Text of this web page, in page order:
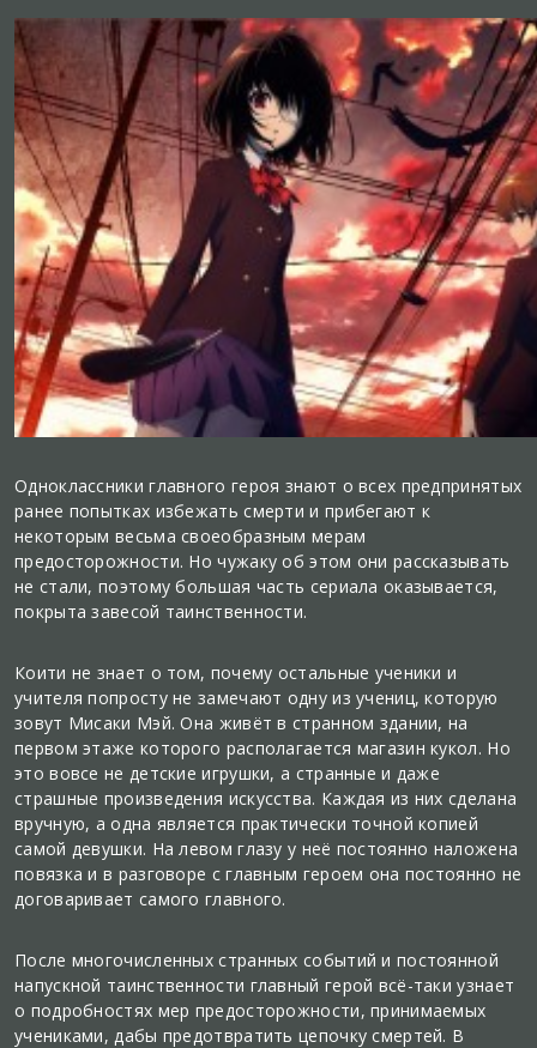
Одноклассники главного героя знают о всех предпринятых
ранее попытках избежать смерти и прибегают к
некоторым весьма своеобразным мерам
предосторожности. Но чужаку об этом они рассказывать
не стали, поэтому большая часть сериала оказывается,
покрыта завесой таинственности.
Коити не знает о том, почему остальные ученики и
учителя попросту не замечают одну из учениц, которую
зовут Мисаки Мэй. Она живёт в странном здании, на
первом этаже которого располагается магазин кукол. Но
это вовсе не детские игрушки, а странные и даже
страшные произведения искусства. Каждая из них сделана
вручную, а одна является практически точной копией
самой девушки. На левом глазу у неё постоянно наложена
повязка и в разговоре с главным героем она постоянно не
договаривает самого главного.
После многочисленных странных событий и постоянной
напускной таинственности главный герой всё-таки узнает
о подробностях мер предосторожности, принимаемых
учениками, дабы предотвратить цепочку смертей. В